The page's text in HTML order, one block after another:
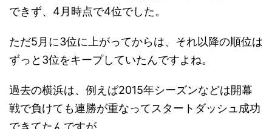
できず、4月時点で4位でした。
ただ5月に3位に上がってからは、それ以降の順位は
ずっと3位をキープしていたんですよね。
過去の横浜は、例えば2015年シーズンなどは開幕
戦で負けても連勝が重なってスタートダッシュ成功
できてたんですが、